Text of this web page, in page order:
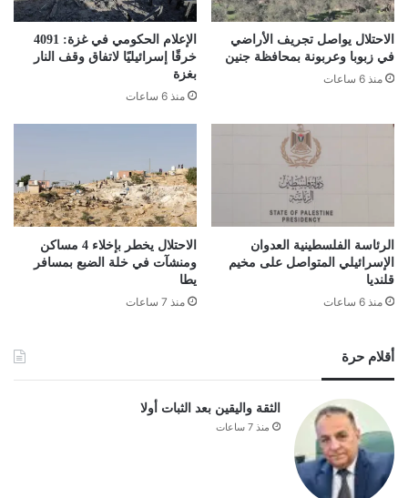
الاحتلال يواصل تجريف الأراضي
في زبوبا وعربونة بمحافظة جنين
منذ 6 ساعات
الإعلام الحكومي في غزة: 4091
خرقًا إسرائيليًا لاتفاق وقف النار
بغزة
منذ 6 ساعات
الرئاسة الفلسطينية العدوان
الإسرائيلي المتواصل على مخيم
قلنديا
منذ 6 ساعات
الاحتلال يخطر بإخلاء 4 مساكن
ومنشآت في خلة الضبع بمسافر
يطا
منذ 7 ساعات
أقلام حرة
الثقة واليقين بعد الثبات أولا
منذ 7 ساعات